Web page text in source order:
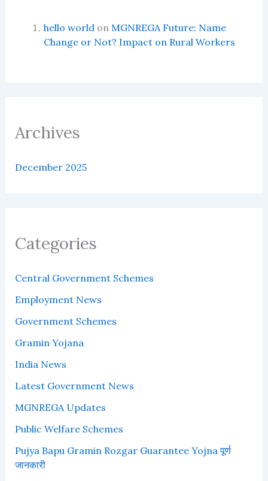
hello worldon MGNREGA Future: Name
Change or Not? Impact on Rural Workers
Archives
December 2025
Categories
Central Government Schemes
Employment News
Government Schemes
Gramin Yojana
India News
Latest Government News
MGNREGA Updates
Public Welfare Schemes
Pujya Bapu Gramin Rozgar Guarantee Yojna पूर्ण
जानकारी